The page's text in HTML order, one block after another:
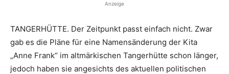
Anzeige
TANGERHÜTTE. Der Zeitpunkt passt einfach nicht. Zwar
gab es die Pläne für eine Namensänderung der Kita
„Anne Frank“ im altmärkischen Tangerhütte schon länger,
jedoch haben sie angesichts des aktuellen politischen